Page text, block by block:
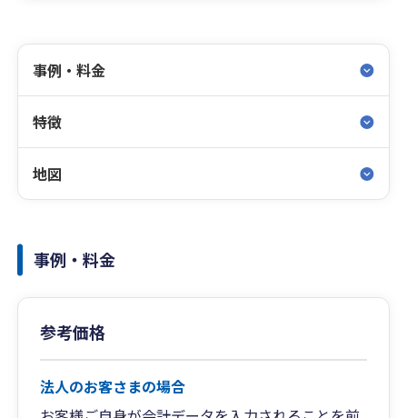
事例・料金
特徴
地図
事例・料金
参考価格
法人のお客さまの場合